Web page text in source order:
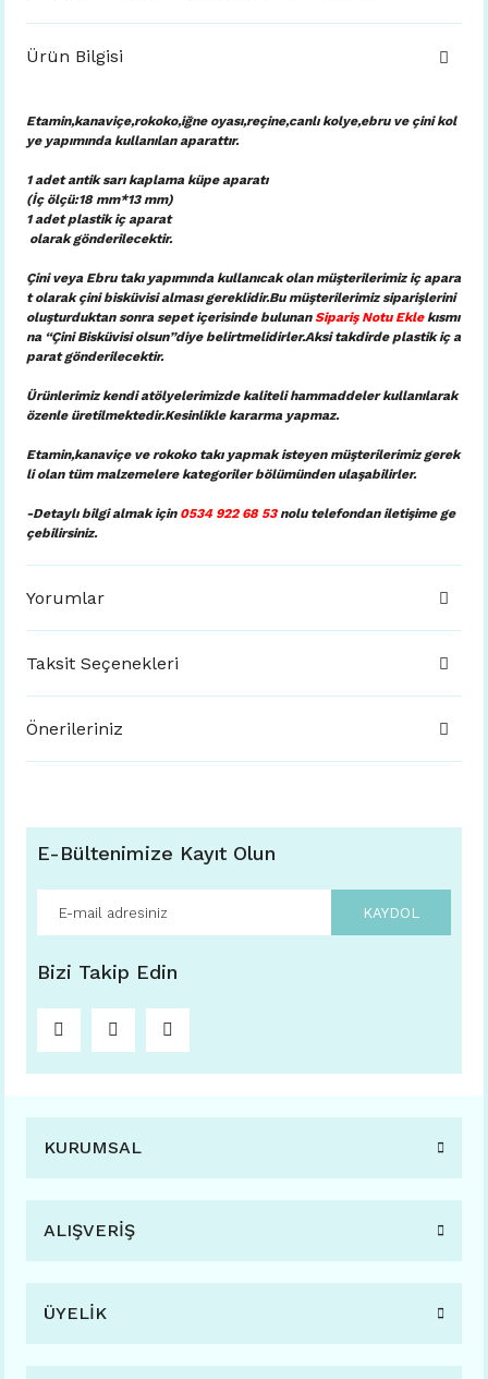
Ürün Bilgisi
Etamin,kanaviçe,rokoko,iğne oyası,reçine,canlı kolye,ebru ve çini kol
ye yapımında kullanılan aparattır.
1 adet antik sarı kaplama küpe aparatı
(İç ölçü:18 mm*13 mm)
1 adet plastik iç aparat
olarak gönderilecektir.
Çini veya Ebru takı yapımında kullanıcak olan müşterilerimiz iç apara
t olarak çini bisküvisi alması gereklidir.Bu müşterilerimiz siparişlerini
oluşturduktan sonra sepet içerisinde bulunanSipariş Notu Eklekısmı
na “Çini Bisküvisi olsun”diye belirtmelidirler.Aksi takdirde plastik iç a
parat gönderilecektir.
Ürünlerimiz kendi atölyelerimizde kaliteli hammaddeler kullanılarak
özenle üretilmektedir.Kesinlikle kararma yapmaz.
Etamin,kanaviçe ve rokoko takı yapmak isteyen müşterilerimiz gerek
li olan tüm malzemelere kategoriler bölümünden ulaşabilirler.
-Detaylı bilgi almak için 0534 922 68 53nolu telefondan iletişime ge
çebilirsiniz.
Yorumlar
Taksit Seçenekleri
Önerileriniz
E-Bültenimize Kayıt Olun
KAYDOL
Bizi Takip Edin
KURUMSAL
ALIŞVERİŞ
ÜYELİK